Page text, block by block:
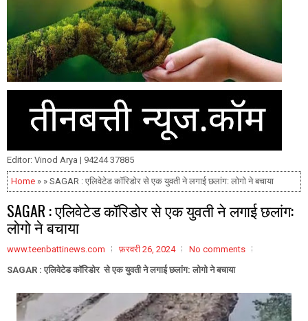
Editor: Vinod Arya | 94244 37885
Home » » SAGAR : एलिवेटेड कॉरिडोर से एक युवती ने लगाई छलांग: लोगो ने बचाया
SAGAR : एलिवेटेड कॉरिडोर से एक युवती ने लगाई छलांग:
लोगो ने बचाया
www.teenbattinews.com फ़रवरी 26, 2024
No comments
SAGAR : एलिवेटेड कॉरिडोर से एक युवती ने लगाई छलांग: लोगो ने बचाया